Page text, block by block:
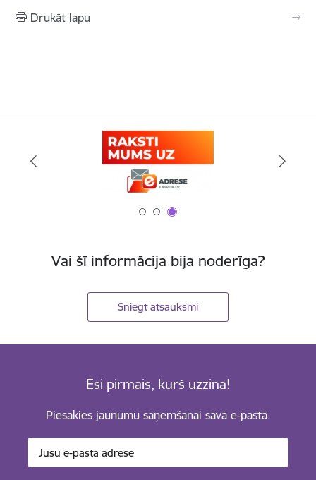
Drukāt lapu
Vai šī informācija bija noderīga?
Sniegt atsauksmi
Esi pirmais, kurš uzzina!
Piesakies jaunumu saņemšanai savā e-pastā.